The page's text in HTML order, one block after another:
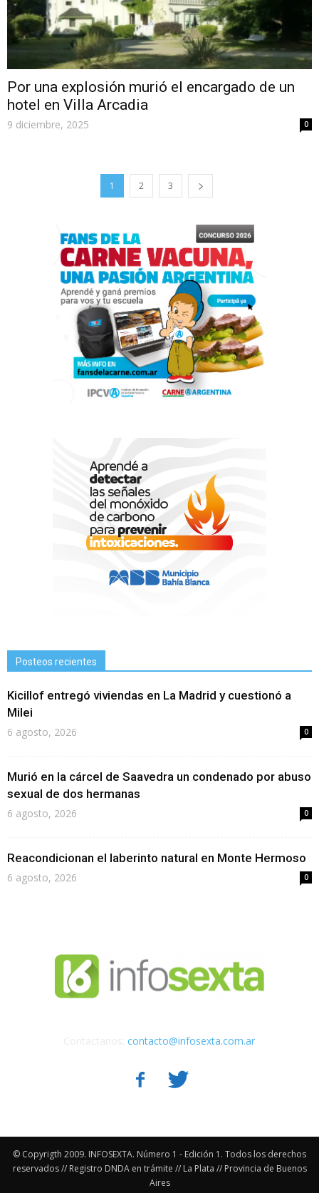
Por una explosión murió el encargado de un
hotel en Villa Arcadia
9 diciembre, 2025 0
1 2 3
Posteos recientes
Kicillof entregó viviendas en La Madrid y cuestionó a
Milei
6 agosto, 2026 0
Murió en la cárcel de Saavedra un condenado por abuso
sexual de dos hermanas
6 agosto, 2026 0
Reacondicionan el laberinto natural en Monte Hermoso
6 agosto, 2026 0
contacto@infosexta.com.ar
© Copyrigth 2009. INFOSEXTA. Número 1 - Edición 1. Todos los derechos
reservados // Registro DNDA en trámite // La Plata // Provincia de Buenos
Aires